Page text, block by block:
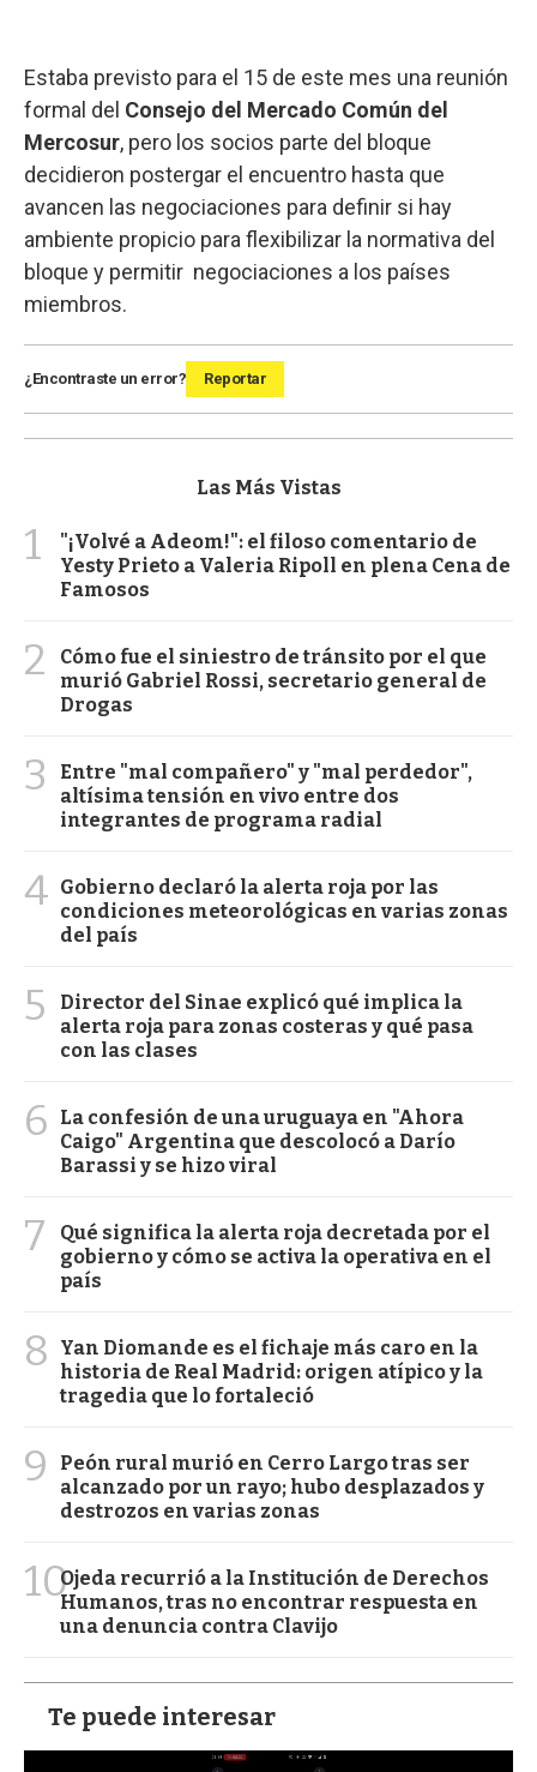
Estaba previsto para el 15 de este mes una reunión
formal del Consejo del Mercado Común del
Mercosur, pero los socios parte del bloque
decidieron postergar el encuentro hasta que
avancen las negociaciones para definir si hay
ambiente propicio para flexibilizar la normativa del
bloque y permitir negociaciones a los países
miembros.
¿Encontraste un error? Reportar
Las Más Vistas
1
"¡Volvé a Adeom!": el filoso comentario de
Yesty Prieto a Valeria Ripoll en plena Cena de
Famosos
2
Cómo fue el siniestro de tránsito por el que
murió Gabriel Rossi, secretario general de
Drogas
3
Entre "mal compañero" y "mal perdedor",
altísima tensión en vivo entre dos
integrantes de programa radial
4 Gobierno declaró la alerta roja por las
condiciones meteorológicas en varias zonas
del país
5
Director del Sinae explicó qué implica la
alerta roja para zonas costeras y qué pasa
con las clases
6
La confesión de una uruguaya en "Ahora
Caigo" Argentina que descolocó a Darío
Barassi y se hizo viral
7
Qué significa la alerta roja decretada por el
gobierno y cómo se activa la operativa en el
país
8
Yan Diomande es el fichaje más caro en la
historia de Real Madrid: origen atípico y la
tragedia que lo fortaleció
9
Peón rural murió en Cerro Largo tras ser
alcanzado por un rayo; hubo desplazados y
destrozos en varias zonas
10Ojeda recurrió a la Institución de Derechos
Humanos, tras no encontrar respuesta en
una denuncia contra Clavijo
Te puede interesar